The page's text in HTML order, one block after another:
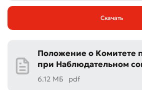
Скачать
Положение о Комитете
при Наблюдательном
6.12 МБ pdf